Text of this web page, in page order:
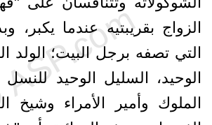
الزواج بقريبتيه عندما
التي تصفه برجل البيت؛ الولد
الوحيد، السليل الوحيد
الملوك وأمير الأمراء وشيخ